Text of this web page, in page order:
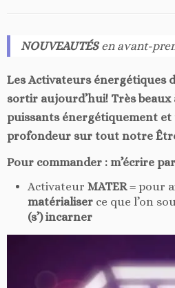
NOUVEAUTÉSen avant-
Les Activateurs énergétiques
sortir aujourd’hui! Très
puissants énergétiquement
profondeur sur tout notre
Pour commander : m’écrire
Activateur MATER= pour
matérialiser ce que l’on
(s’) incarner